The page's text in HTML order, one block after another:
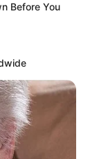
Before You